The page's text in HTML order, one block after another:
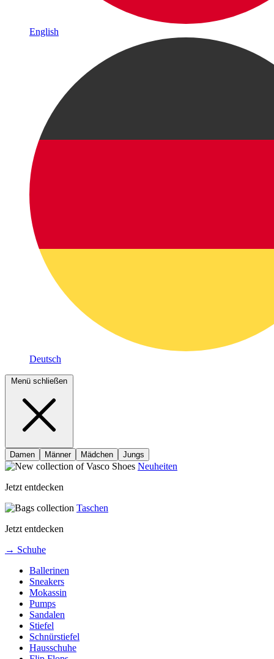
English
Deutsch
Menü schließen
Damen Männer Mädchen Jungs
Neuheiten
Jetzt entdecken
Taschen
Jetzt entdecken
→ Schuhe
Ballerinen
Sneakers
Mokassin
Pumps
Sandalen
Stiefel
Schnürstiefel
Hausschuhe